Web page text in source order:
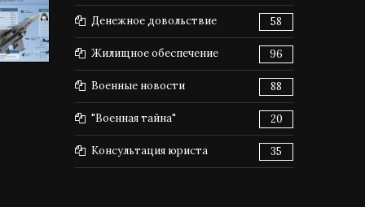
Денежное довольствие 58
Жилищное обеспечение 96
Военные новости 88
"Военная тайна" 20
Консультация юриста 35